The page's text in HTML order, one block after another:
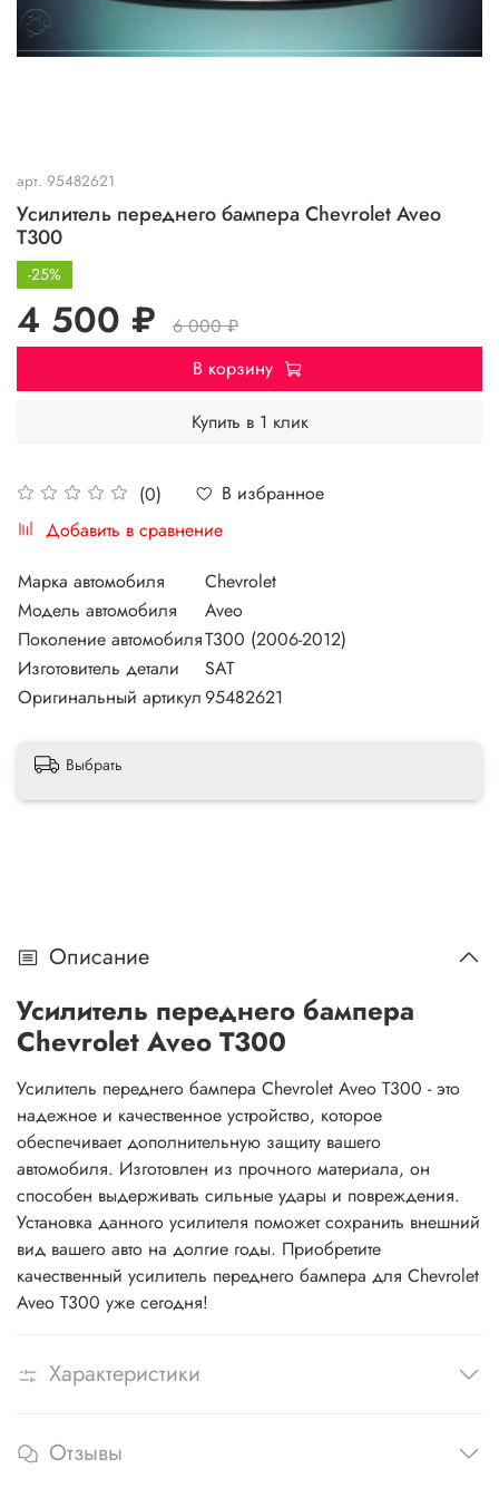
арт. 95482621
Усилитель переднего бампера Chevrolet Aveo
T300
(0)
В избранное
Добавить в сравнение
-25%
4 500 ₽
6 000 ₽
В корзину
Купить в 1 клик
Марка автомобиля
Chevrolet
Модель автомобиля
Aveo
Поколение автомобиляТ300 (2006-2012)
Изготовитель детали
SAT
Оригинальный артикул95482621
Выбрать
Описание
Усилитель переднего бампера
Chevrolet Aveo T300
Усилитель переднего бампера Chevrolet Aveo T300 - это
надежное и качественное устройство, которое
обеспечивает дополнительную защиту вашего
автомобиля. Изготовлен из прочного материала, он
способен выдерживать сильные удары и повреждения.
Установка данного усилителя поможет сохранить внешний
вид вашего авто на долгие годы. Приобретите
качественный усилитель переднего бампера для Chevrolet
Aveo T300 уже сегодня!
Характеристики
Отзывы